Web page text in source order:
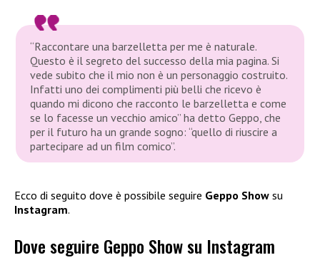
“Raccontare una barzelletta per me è naturale.
Questo è il segreto del successo della mia pagina. Si
vede subito che il mio non è un personaggio costruito.
Infatti uno dei complimenti più belli che ricevo è
quando mi dicono che racconto le barzelletta e come
se lo facesse un vecchio amico” ha detto Geppo, che
per il futuro ha un grande sogno: “quello di riuscire a
partecipare ad un film comico”.
Ecco di seguito dove è possibile seguire Geppo Show su
Instagram.
Dove seguire Geppo Show su Instagram